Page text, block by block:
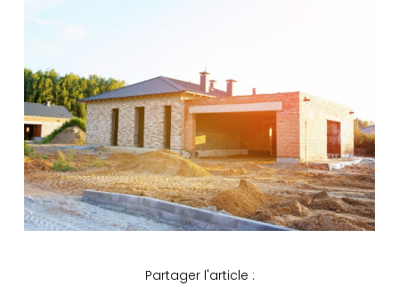
Partager l'article :